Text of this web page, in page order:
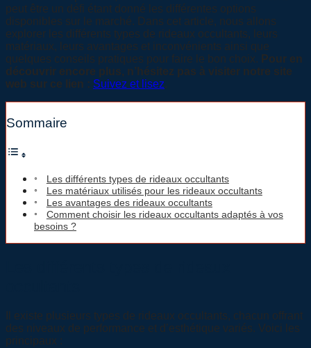
peut être un défi étant donné les différentes options
disponibles sur le marché. Dans cet article, nous allons
explorer les différents types de rideaux occultants, leurs
matériaux, leurs avantages et inconvénients ainsi que
quelques conseils pratiques pour faire le bon choix. Pour en
découvrir encore plus, n’hésitez pas à visiter notre site
web sur ce lien : Suivez et lisez.
Sommaire
Les différents types de rideaux occultants
Les matériaux utilisés pour les rideaux occultants
Les avantages des rideaux occultants
Comment choisir les rideaux occultants adaptés à vos
besoins ?
Il existe plusieurs types de rideaux occultants, chacun offrant
des niveaux de performance et d’esthétique variés. Voici les
principaux :